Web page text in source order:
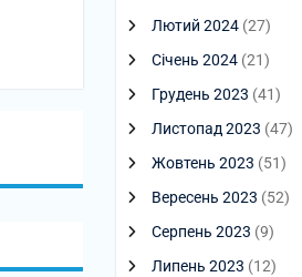
Лютий 2024 (27)
Січень 2024 (21)
Грудень 2023 (41)
Листопад 2023 (47)
Жовтень 2023 (51)
Вересень 2023 (52)
Серпень 2023 (9)
Липень 2023 (12)